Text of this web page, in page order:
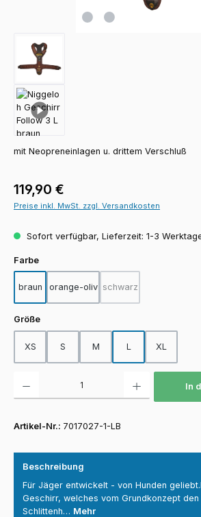
mit Neopreneinlagen u. drittem Verschluß
Regulärer Preis:
119,90 €
Preise inkl. MwSt. zzgl. Versandkosten
Sofort verfügbar, Lieferzeit: 1-3
Farbeauswählen
braun orange-oliv schwarz
(Diese Option ist
Größeauswählen
XS S M L XL
In
Artikel-Nr.: 7017027-1-LB
Beschreibung
Für Jäger entwickelt - von Hunden
Geschirr, welches vom Grundkonzept
Schlittenh… Mehr